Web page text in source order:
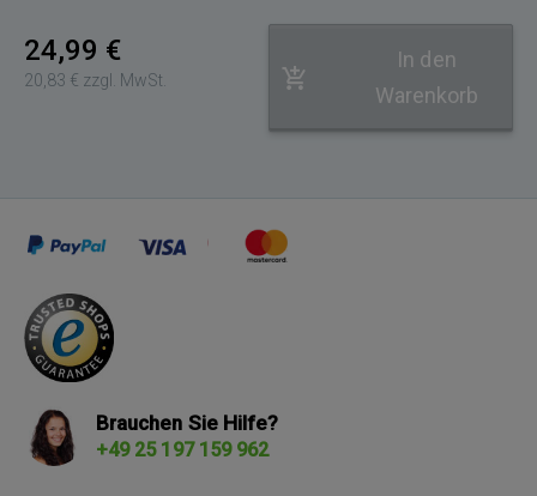
24,99 €
20,83 € zzgl. MwSt.
In den
Warenkorb
Brauchen Sie Hilfe?
+49 25 197 159 962